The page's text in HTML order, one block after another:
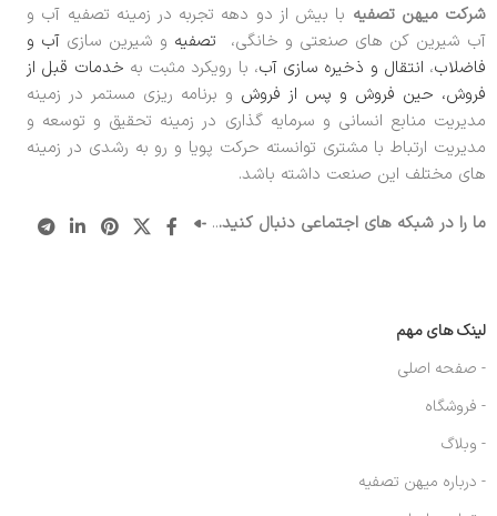
شرکت میهن تصفیه با بیش از دو دهه تجربه در زمینه تصفیه آب و
آب شیرین کن های صنعتی و خانگی،
تصفیه و شیرین سازی آب و
فاضلاب، انتقال و ذخیره سازی آب، با رویکرد مثبت به خدمات قبل از
فروش، حین فروش و پس از فروش و برنامه ریزی مستمر در زمینه
مدیریت منابع انسانی و سرمایه گذاری در زمینه تحقیق و توسعه و
مدیریت ارتباط با مشتری توانسته حرکت پویا و رو به رشدی در زمینه
های مختلف این صنعت داشته باشد.
ما را در شبکه های اجتماعی دنبال کنید...
لینک های مهم
- صفحه اصلی
- فروشگاه
- وبلاگ
- درباره میهن تصفیه